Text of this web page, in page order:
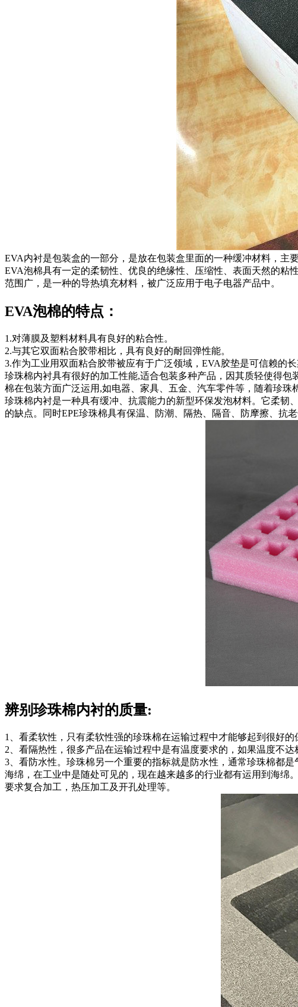
EVA内衬是包装盒的一部分，是放在包装盒里面的一种缓冲材料，主
EVA泡棉具有一定的柔韧性、优良的绝缘性、压缩性、表面天然的粘
范围广，是一种的导热填充材料，被广泛应用于电子电器产品中。
EVA泡棉的特点：
1.对薄膜及塑料材料具有良好的粘合性。
2.与其它双面粘合胶带相比，具有良好的耐回弹性能。
3.作为工业用双面粘合胶带被应有于广泛领域，EVA胶垫是可信赖的
珍珠棉内衬具有很好的加工性能,适合包装多种产品，因其质轻使得
棉在包装方面广泛运用,如电器、家具、五金、汽车零件等，随着珍珠
珍珠棉内衬是一种具有缓冲、抗震能力的新型环保发泡材料。它柔
的缺点。同时EPE珍珠棉具有保温、防潮、隔热、隔音、防摩擦、抗
辨别珍珠棉内衬的质量:
1、看柔软性，只有柔软性强的珍珠棉在运输过程中才能够起到很好的
2、看隔热性，很多产品在运输过程中是有温度要求的，如果温度不达
3、看防水性。珍珠棉另一个重要的指标就是防水性，通常珍珠棉都
海绵，在工业中是随处可见的，现在越来越多的行业都有运用到海绵
要求复合加工，热压加工及开孔处理等。